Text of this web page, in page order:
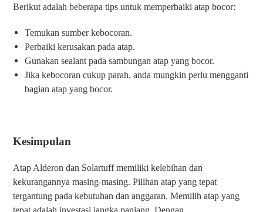
Berikut adalah beberapa tips untuk memperbaiki atap bocor:
Temukan sumber kebocoran.
Perbaiki kerusakan pada atap.
Gunakan sealant pada sambungan atap yang bocor.
Jika kebocoran cukup parah, anda mungkin perlu mengganti
bagian atap yang bocor.
Kesimpulan
Atap Alderon dan Solartuff memiliki kelebihan dan
kekurangannya masing-masing. Pilihan atap yang tepat
tergantung pada kebutuhan dan anggaran. Memilih atap yang
tepat adalah investasi jangka panjang. Dengan